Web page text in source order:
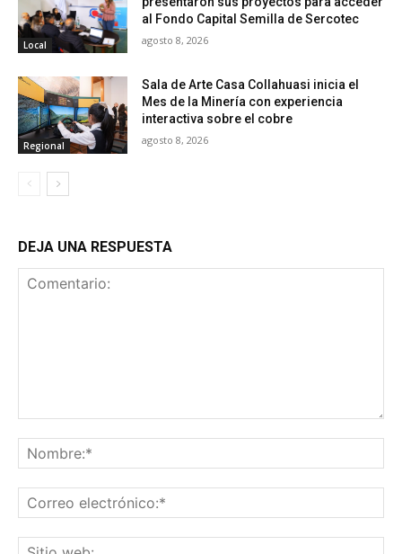
Local
al Fondo Capital Semilla de Sercotec
agosto 8, 2026
Regional
Sala de Arte Casa Collahuasi inicia el
Mes de la Minería con experiencia
interactiva sobre el cobre
agosto 8, 2026
DEJA UNA RESPUESTA